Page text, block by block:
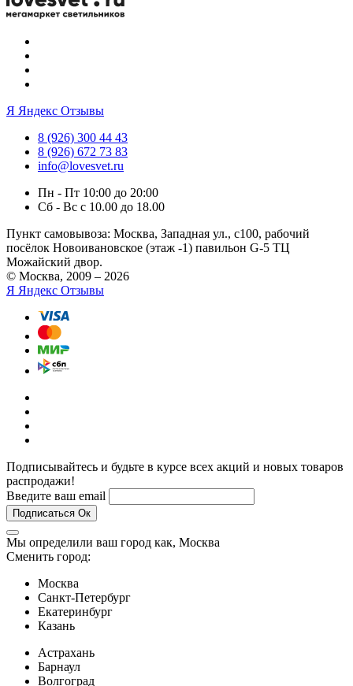
Я Яндекс Отзывы
8 (926) 300 44 43
8 (926) 672 73 83
info@lovesvet.ru
Пн - Пт 10:00 до 20:00
Сб - Вс с 10.00 до 18.00
Пункт самовывоза: Москва, Западная ул., с100, рабочий
посёлок Новоивановское (этаж -1) павильон G-5 ТЦ
Можайский двор.
© Москва, 2009 – 2026
Я Яндекс Отзывы
Подписывайтесь и будьте в курсе всех акций и новых товаров
распродажи!
Введите ваш email
Подписаться Ок
Мы определили ваш город как, Москва
Сменить город:
Москва
Санкт-Петербург
Екатеринбург
Казань
Астрахань
Барнаул
Волгоград